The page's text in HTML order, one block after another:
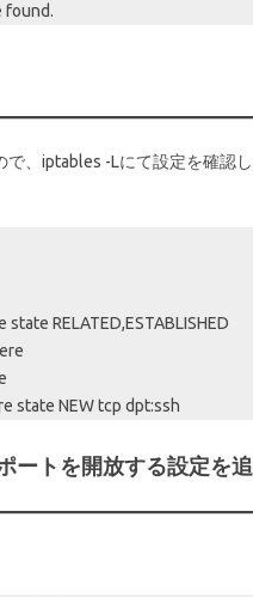
found.
、iptables -Lにて設定を確認し
RELATED,ESTABLISHED
state NEW tcp dpt:ssh
トを開放する設定を